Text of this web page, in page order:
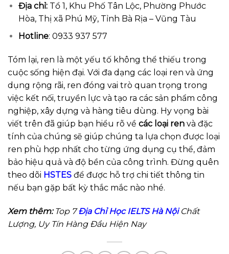
Địa chỉ:Tổ 1, Khu Phố Tân Lộc, Phường Phước
Hòa, Thị xã Phú Mỹ, Tỉnh Bà Rịa – Vũng Tàu
Hotline: 0933 937 577
Tóm lại, ren là một yếu tố không thể thiếu trong
cuộc sống hiện đại. Với đa dạng các loại ren và ứng
dụng rộng rãi, ren đóng vai trò quan trọng trong
việc kết nối, truyền lực và tạo ra các sản phẩm công
nghiệp, xây dựng và hàng tiêu dùng. Hy vọng bài
viết trên đã giúp bạn hiểu rõ về các loại ren và đặc
tính của chúng sẽ giúp chúng ta lựa chọn được loại
ren phù hợp nhất cho từng ứng dụng cụ thể, đảm
bảo hiệu quả và độ bền của công trình. Đừng quên
theo dõi HSTES để được hỗ trợ chi tiết thông tin
nếu bạn gặp bất kỳ thắc mắc nào nhé.
Xem thêm: Top 7Địa Chỉ Học IELTS Hà Nội Chất
Lượng, Uy Tín Hàng Đầu Hiện Nay